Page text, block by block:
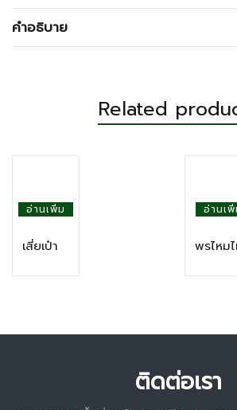
คำอธิบาย
Related
อ่านเพิ่ม
เสี่ยเป๋า
อ่านเพิ่
พรไหม
ติดต่อเรา